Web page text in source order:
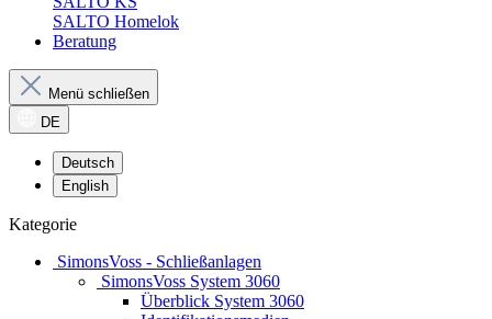
SALTO Homelok
Beratung
Menü schließen
DE
Deutsch
English
Kategorie
SimonsVoss - Schließanlagen
SimonsVoss System 3060
Überblick System 3060